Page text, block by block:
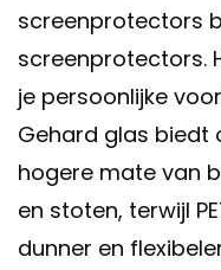
screenprotectors
screenprotectors.
je persoonlijke
Gehard glas biedt
hogere mate van
en stoten, terwijl
dunner en